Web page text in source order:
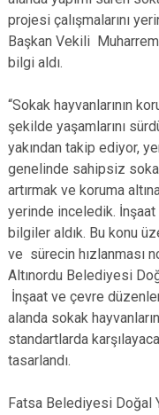
projesi çalışmalarını
Başkan Vekili
bilgi aldı.
“Sokak hayvanlarının
şekilde yaşamlarını
yakından takip ediyor,
genelinde sahipsiz
artırmak ve koruma
yerinde inceledik.
bilgiler aldık. Bu konu
ve sürecin hızlanması
Altınordu Belediyesi
İnşaat ve çevre
alanda sokak
standartlarda
tasarlandı.
Fatsa Belediyesi Doğal